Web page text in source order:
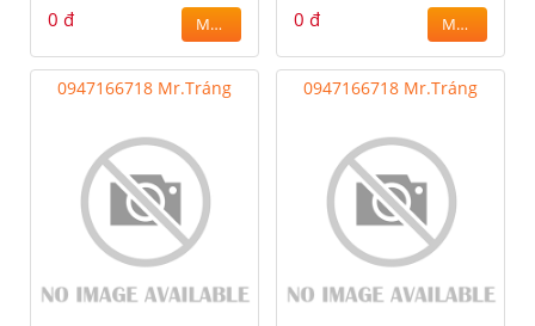
0 đ MUA 0 đ MUA
0947166718 Mr.Tráng 0947166718 Mr.Tráng